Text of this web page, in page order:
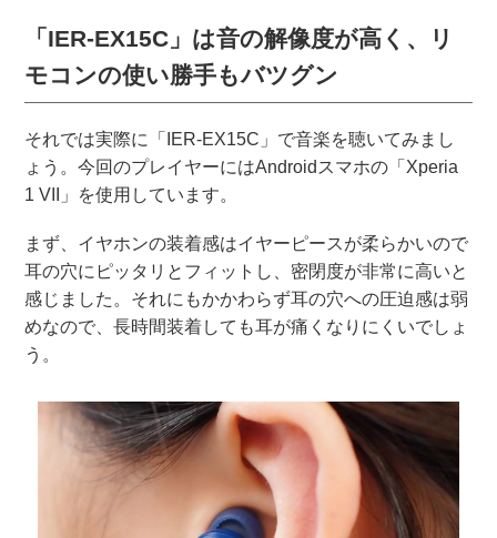
「IER-EX15C」は音の解像度が高く、リ
モコンの使い勝手もバツグン
それでは実際に「IER-EX15C」で音楽を聴いてみまし
ょう。今回のプレイヤーにはAndroidスマホの「Xperia
1 VII」を使用しています。
まず、イヤホンの装着感はイヤーピースが柔らかいので
耳の穴にピッタリとフィットし、密閉度が非常に高いと
感じました。それにもかかわらず耳の穴への圧迫感は弱
めなので、長時間装着しても耳が痛くなりにくいでしょ
う。